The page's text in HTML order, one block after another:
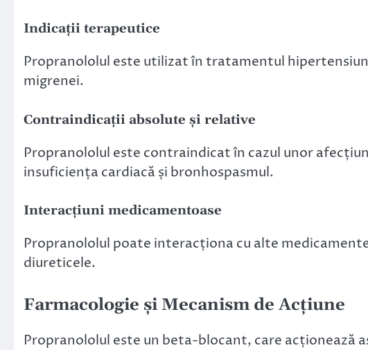
Indicații terapeutice
Propranololul este utilizat în tratamentul
migrenei.
Contraindicații absolute și relative
Propranololul este contraindicat în cazul unor
insuficiența cardiacă și bronhospasmul.
Interacțiuni medicamentoase
Propranololul poate interacționa cu alte
diureticele.
Farmacologie și Mecanism de Acțiune
Propranololul este un beta-blocant, care acționează